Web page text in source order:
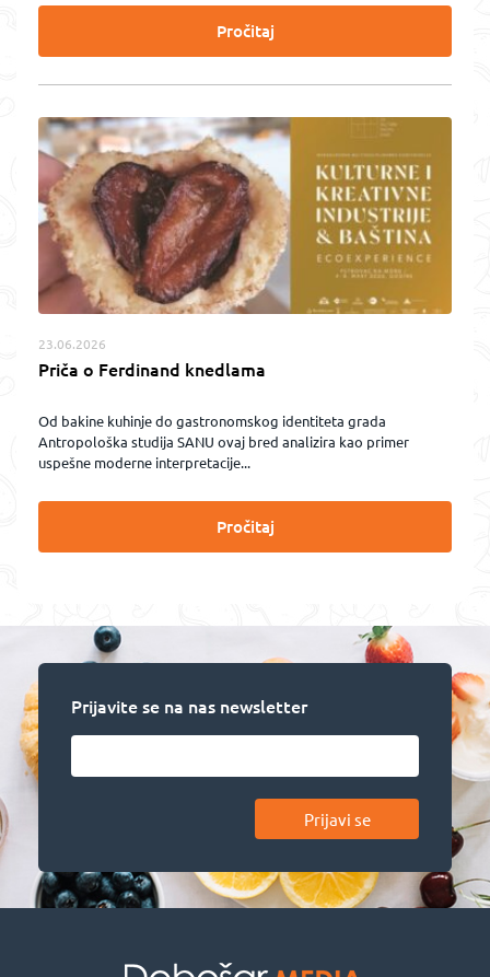
Pročitaj
23.06.2026
Priča o Ferdinand knedlama
Od bakine kuhinje do gastronomskog identiteta grada
Antropološka studija SANU ovaj bred analizira kao primer
uspešne moderne interpretacije...
Pročitaj
Prijavite se na nas newsletter
Prijavi se